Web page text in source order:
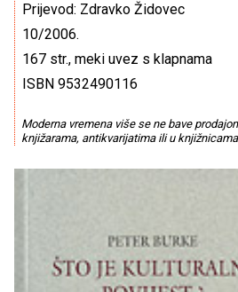
Prijevod: Zdravko Židovec
10/2006.
167 str., meki uvez s klapnama
ISBN 9532490116
Moderna vremena više se ne bave
knjižarama, antikvarijatima ili u